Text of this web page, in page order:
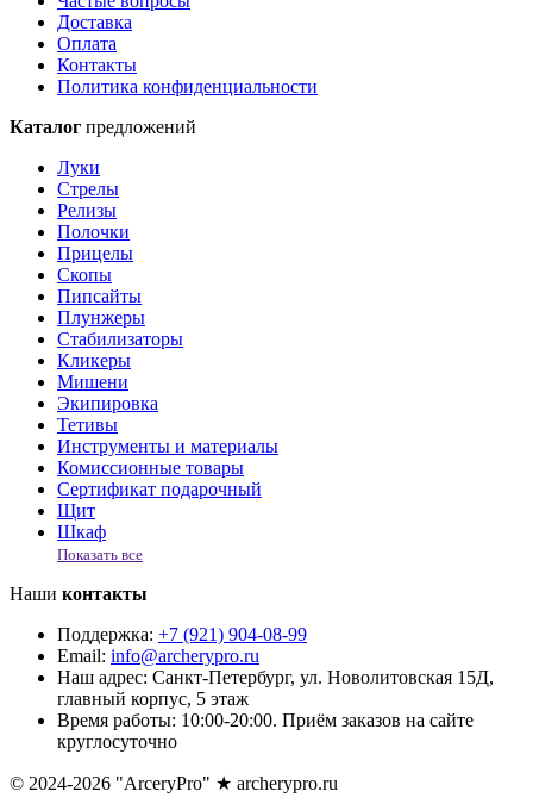
Доставка
Оплата
Контакты
Политика конфиденциальности
Каталог предложений
Луки
Стрелы
Релизы
Полочки
Прицелы
Скопы
Пипсайты
Плунжеры
Стабилизаторы
Кликеры
Мишени
Экипировка
Тетивы
Инструменты и материалы
Комиссионные товары
Сертификат подарочный
Щит
Шкаф
Показать все
Наши контакты
Поддержка: +7 (921) 904-08-99
Email: info@archerypro.ru
Наш адрес: Санкт-Петербург, ул. Новолитовская 15Д,
главный корпус, 5 этаж
Время работы: 10:00-20:00. Приём заказов на сайте
круглосуточно
© 2024-2026 "ArceryPro" ★ archerypro.ru